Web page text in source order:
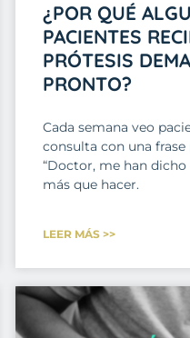
¿POR QUÉ
PACIENTES
PRÓTESIS
PRONTO?
Cada semana veo
consulta con una
“Doctor, me han dicho
más que hacer.
LEER MÁS >>